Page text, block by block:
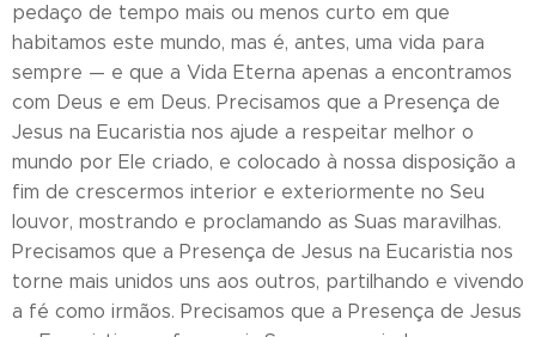
pedaço de tempo mais ou menos curto em que
habitamos este mundo, mas é, antes, uma vida para
sempre — e que a Vida Eterna apenas a encontramos
com Deus e em Deus. Precisamos que a Presença de
Jesus na Eucaristia nos ajude a respeitar melhor o
mundo por Ele criado, e colocado à nossa disposição a
fim de crescermos interior e exteriormente no Seu
louvor, mostrando e proclamando as Suas maravilhas.
Precisamos que a Presença de Jesus na Eucaristia nos
torne mais unidos uns aos outros, partilhando e vivendo
a fé como irmãos. Precisamos que a Presença de Jesus